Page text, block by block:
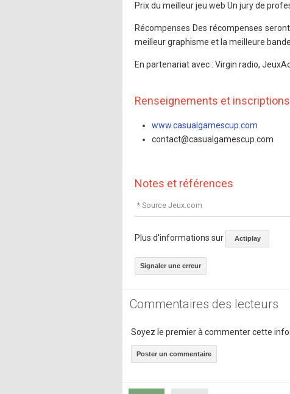
Prix du meilleur jeu web Un jury de
Récompenses Des récompenses
meilleur graphisme et la meilleure bande
En partenariat avec : Virgin radio,
Renseignements et inscriptions
www.casualgamescup.com
contact@casualgamescup.com
Notes et références
* Source Jeux.com
Plus d'informations sur Actiplay
Signaler une erreur
Commentaires des lecteurs
Soyez le premier à commenter cette
Poster un commentaire